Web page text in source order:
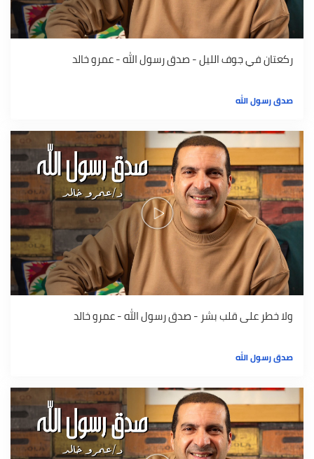
ركعتان في جوف الليل - صدق رسول الله - عمرو خالد
صدق رسول الله
ولا خطر على قلب بشر - صدق رسول الله - عمرو خالد
صدق رسول الله